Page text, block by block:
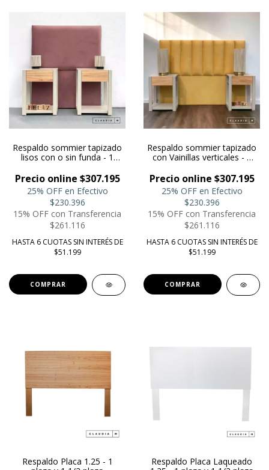
Respaldo sommier tapizado
lisos con o sin funda - 1
Precio online $307.195
25% OFF en Efectivo
$230.396
15% OFF con Transferencia
$261.116
HASTA 6 CUOTAS SIN INTERÉS DE
$51.199
COMPRAR
Respaldo sommier tapizado
con Vainillas verticales - 1
Precio online $307.195
25% OFF en Efectivo
$230.396
15% OFF con Transferencia
$261.116
HASTA 6 CUOTAS SIN INTERÉS DE
$51.199
COMPRAR
Respaldo Placa 1.25 - 1
Respaldo Placa Laqueado